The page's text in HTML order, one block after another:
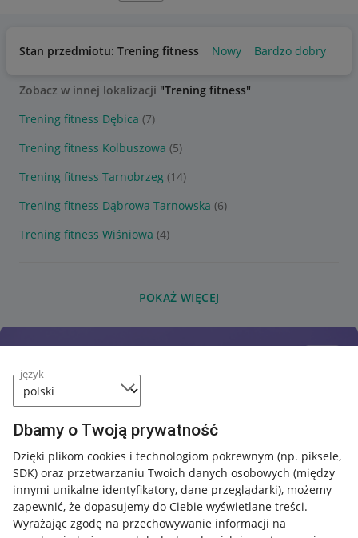
język
Dbamy o Twoją prywatność
Dzięki plikom cookies i technologiom pokrewnym (np. piksele,
SDK) oraz przetwarzaniu Twoich danych osobowych (między
innymi unikalne identyfikatory, dane przeglądarki), możemy
zapewnić, że dopasujemy do Ciebie wyświetlane treści.
Wyrażając zgodę na przechowywanie informacji na
Stan przedmiotu: Trening fitness Nowy Bardzo dobry
Zobacz w innej lokalizacji "Trening fitness"
Trening fitness Dębica (7)
Trening fitness Kolbuszowa (5)
Trening fitness Tarnobrzeg (14)
Trening fitness Dąbrowa Tarnowska (6)
Trening fitness Wiśniowa (4)
POKAŻ WIĘCEJ